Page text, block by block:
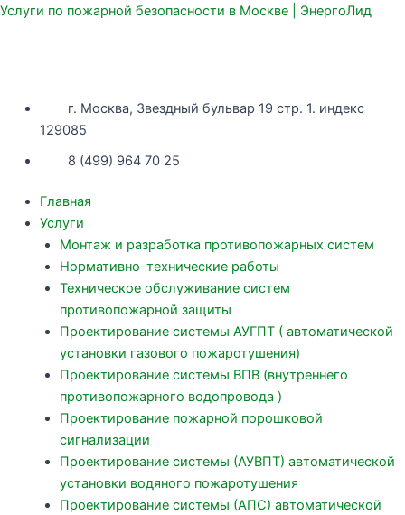
Перейти
Услуги по пожарной безопасности в Москве | ЭнергоЛид
г. Москва, Звездный бульвар 19 стр. 1. индекс
129085
8 (499) 964 70 25
Главная
Услуги
Монтаж и разработка противопожарных систем
Нормативно-технические работы
Техническое обслуживание систем
противопожарной защиты
Проектирование системы АУГПТ ( автоматической
установки газового пожаротушения)
Проектирование системы ВПВ (внутреннего
противопожарного водопровода )
Проектирование пожарной порошковой
сигнализации
Проектирование системы (АУВПТ) автоматической
установки водяного пожаротушения
Проектирование системы (АПС) автоматической